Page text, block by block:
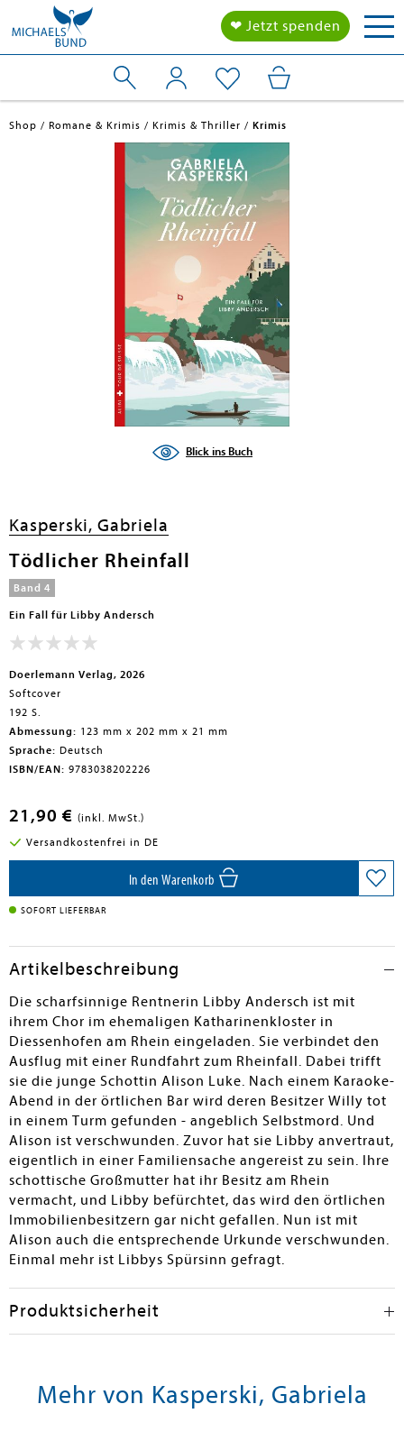
❤ Jetzt spenden
Shop Romane & Krimis Krimis & Thriller Krimis
Blick ins Buch
Kasperski, Gabriela
Tödlicher Rheinfall
Band 4
Ein Fall für Libby Andersch
Doerlemann Verlag, 2026
Softcover
192 S.
Abmessung: 123 mm x 202 mm x 21 mm
Sprache: Deutsch
ISBN/EAN: 9783038202226
21,90 € (inkl. MwSt.)
Versandkostenfrei in DE
In den Warenkorb
SOFORT LIEFERBAR
Artikelbeschreibung
Die scharfsinnige Rentnerin Libby Andersch ist mit
ihrem Chor im ehemaligen Katharinenkloster in
Diessenhofen am Rhein eingeladen. Sie verbindet den
Ausflug mit einer Rundfahrt zum Rheinfall. Dabei trifft
sie die junge Schottin Alison Luke. Nach einem Karaoke-
Abend in der örtlichen Bar wird deren Besitzer Willy tot
in einem Turm gefunden - angeblich Selbstmord. Und
Alison ist verschwunden. Zuvor hat sie Libby anvertraut,
eigentlich in einer Familiensache angereist zu sein. Ihre
schottische Großmutter hat ihr Besitz am Rhein
vermacht, und Libby befürchtet, das wird den örtlichen
Immobilienbesitzern gar nicht gefallen. Nun ist mit
Alison auch die entsprechende Urkunde verschwunden.
Einmal mehr ist Libbys Spürsinn gefragt.
Produktsicherheit
Mehr von Kasperski, Gabriela